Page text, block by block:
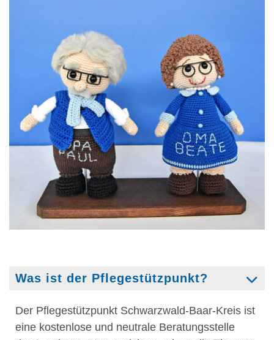
Was ist der Pflegestützpunkt?
Der Pflegestützpunkt Schwarzwald-Baar-Kreis ist
eine kostenlose und neutrale Beratungsstelle